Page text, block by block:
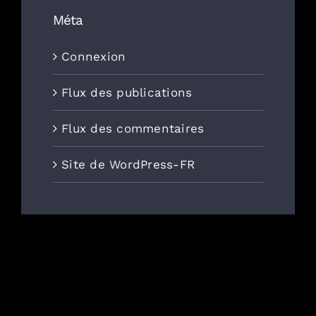
Méta
Connexion
Flux des publications
Flux des commentaires
Site de WordPress-FR